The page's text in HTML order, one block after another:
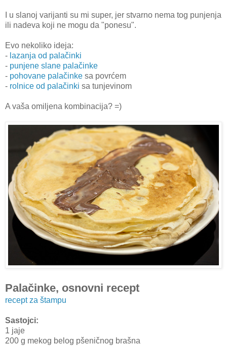
I u slanoj varijanti su mi super, jer stvarno nema tog punjenja
ili nadeva koji ne mogu da "ponesu".
Evo nekoliko ideja:
- lazanja od palačinki
- punjene slane palačinke
- pohovane palačinke sa povrćem
- rolnice od palačinki sa tunjevinom
A vaša omiljena kombinacija? =)
Palačinke, osnovni recept
recept za štampu
Sastojci:
1 jaje
200 g mekog belog pšeničnog brašna